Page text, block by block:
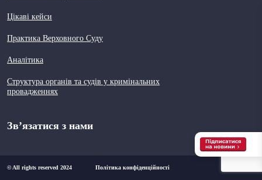
Цікаві кейси
Практика Верховного Суду
Аналітика
Структура органів та судів у кримінальних
провадженнях
Зв’язатися з нами
© All rights reserved 2024 Політика конфіденційності